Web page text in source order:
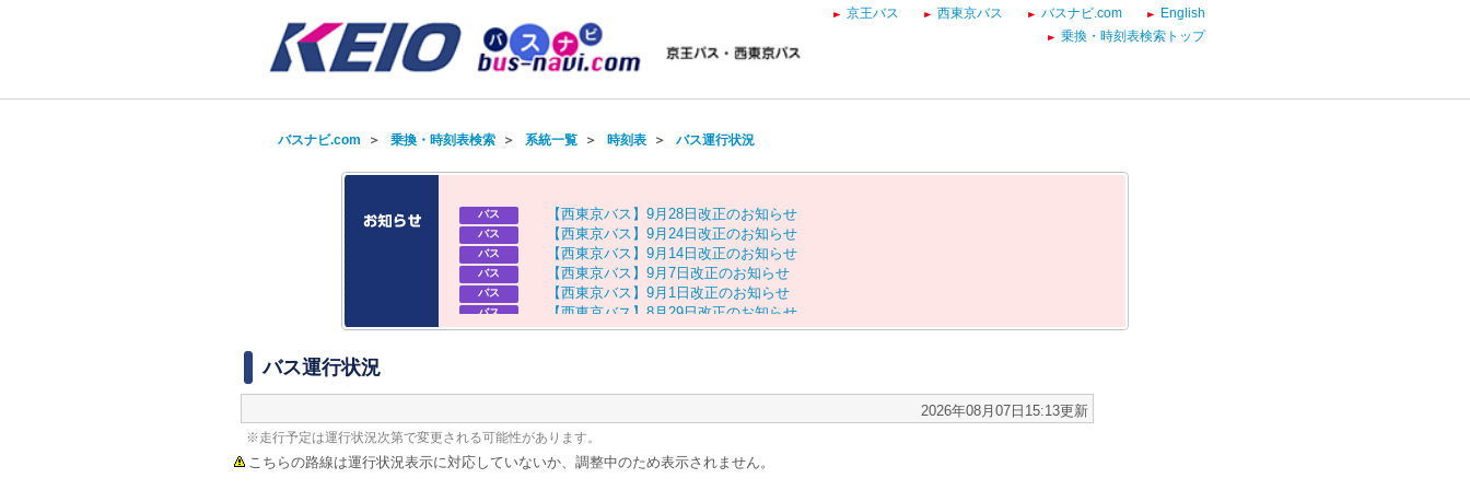
京王バス 西東京バス バスナビ.com
English
乗換・時刻表検索トップ
バスナビ.com ＞ 乗換・時刻表検索＞ 系統一覧＞ 時刻表＞ バス運行状況
バス 【西東京バス 】 9月 28 日 改正のお知 らせ
バス 【西東京バス 】 9月 24 日 改正のお知 らせ
バス 【西東京バス 】 9月 14 日 改正のお知 らせ
バス 【西東京バス 】 9月 7 日 改正のお知 らせ
バス 【西東京バス 】 9月 1 日 改正のお知 らせ
バス 【西東京バス 】 8 月 29日改正のお知 らせ
バス 【京王バス】お盆ダイヤのお知らせ
バス運行状況
2026年08月07日15:13更新
※走行予定は運行状況次第で変更される可能性があります。
こちらの路線は運行状況表示に対応していないか、調整中のため表示されません。